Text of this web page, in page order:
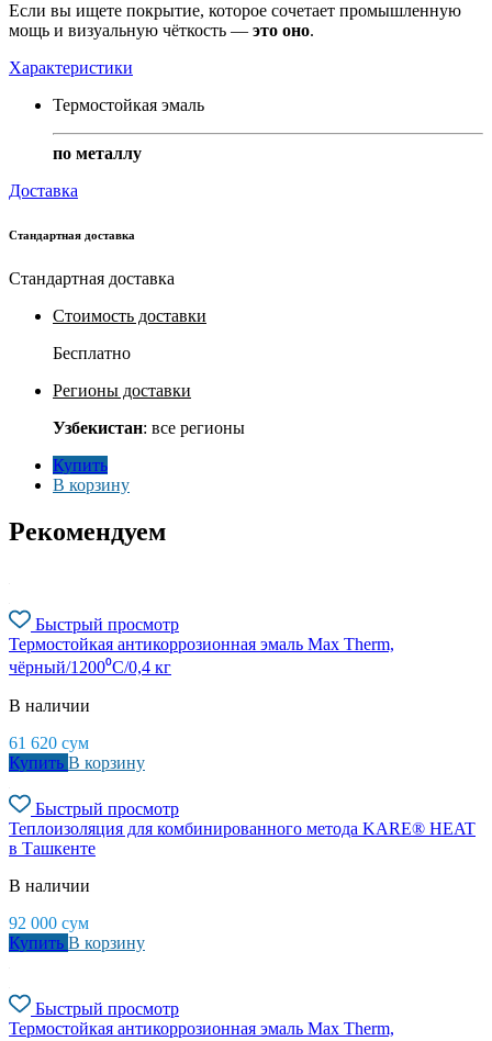
Если вы ищете покрытие, которое сочетает промышленную
мощь и визуальную чёткость — это оно.
Характеристики
Термостойкая эмаль
по металлу
Доставка
Стандартная доставка
Стандартная доставка
Стоимость доставки
Бесплатно
Регионы доставки
Узбекистан: все регионы
Купить
В корзину
Рекомендуем
Быстрый просмотр
Термостойкая антикоррозионная эмаль Max Therm,
чёрный/1200⁰С/0,4 кг
В наличии
61 620 сум
Купить В корзину
Быстрый просмотр
Теплоизоляция для комбинированного метода KARE® HEAT
в Ташкенте
В наличии
92 000 сум
Купить В корзину
Быстрый просмотр
Термостойкая антикоррозионная эмаль Max Therm,